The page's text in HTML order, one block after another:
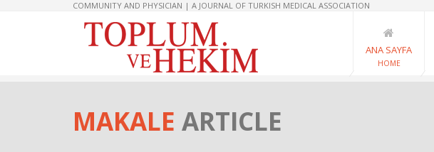
COMMUNITY AND PHYSICIAN | A JOURNAL OF TURKISH MEDICAL ASSOCIATION
ANA SAYFA
HOME
MAKALE ARTICLE